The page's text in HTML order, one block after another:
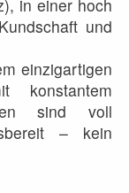
in einer hoch
und
einzigartigen
konstantem
sind voll
– kein